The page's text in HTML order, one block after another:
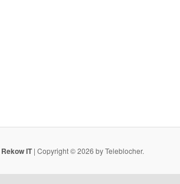
Rekow IT| Copyright © 2026 by Teleblocher.